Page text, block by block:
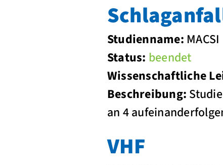
Studienname: MACSI
Status: beendet
Wissenschaftliche
Beschreibung:
an 4
VHF